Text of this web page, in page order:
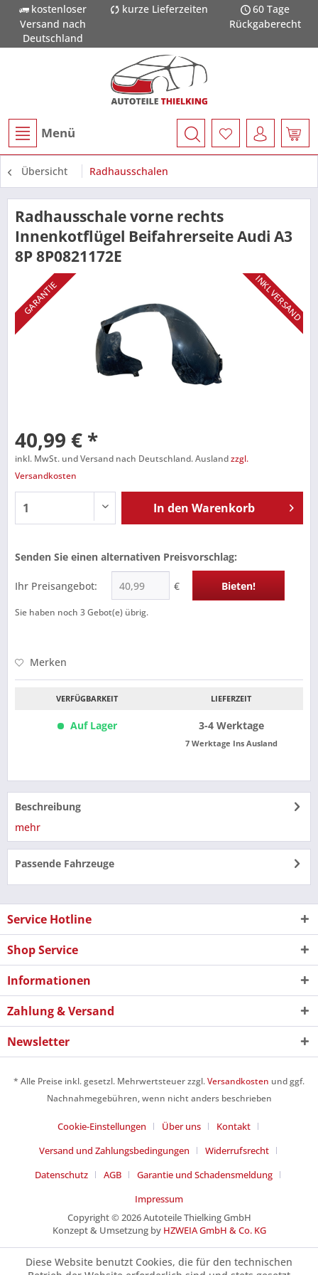
kostenloser
Versand nach
Deutschland
kurze Lieferzeiten
60 Tage
Rückgaberecht
Menü
Übersicht Radhausschalen
Radhausschale vorne rechts
Innenkotflügel Beifahrerseite Audi A3
8P 8P0821172E
GARANTIE INKL VERSAND
40,99 € *
inkl. MwSt. und Versand nach Deutschland. Auslandzzgl.
Versandkosten
In den Warenkorb
Senden Sie einen alternativen Preisvorschlag:
Ihr Preisangebot: € Bieten!
Sie haben noch 3Gebot(e) übrig.
Merken
VERFÜGBARKEIT
Auf Lager
LIEFERZEIT
3-4 Werktage
7 Werktage Ins Ausland
Beschreibung
mehr
Passende Fahrzeuge
Service Hotline
Shop Service
Informationen
Zahlung & Versand
Newsletter
* Alle Preise inkl. gesetzl. Mehrwertsteuer zzgl.Versandkosten und ggf.
Nachnahmegebühren, wenn nicht anders beschrieben
Cookie-Einstellungen Über uns
Kontakt
Versand und Zahlungsbedingungen
Widerrufsrecht
Datenschutz
AGB
Garantie und Schadensmeldung
Impressum
Copyright © 2026 Autoteile Thielking GmbH
Konzept & Umsetzung by HZWEIA GmbH & Co. KG
Diese Website benutzt Cookies, die für den technischen